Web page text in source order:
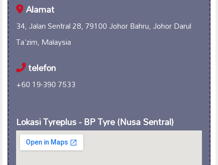
Alamat
34, Jalan Sentral 28, 79100 Johor Bahru, Johor Darul
Ta'zim, Malaysia
telefon
+60 19-390 7533
Lokasi Tyreplus - BP Tyre (Nusa Sentral)